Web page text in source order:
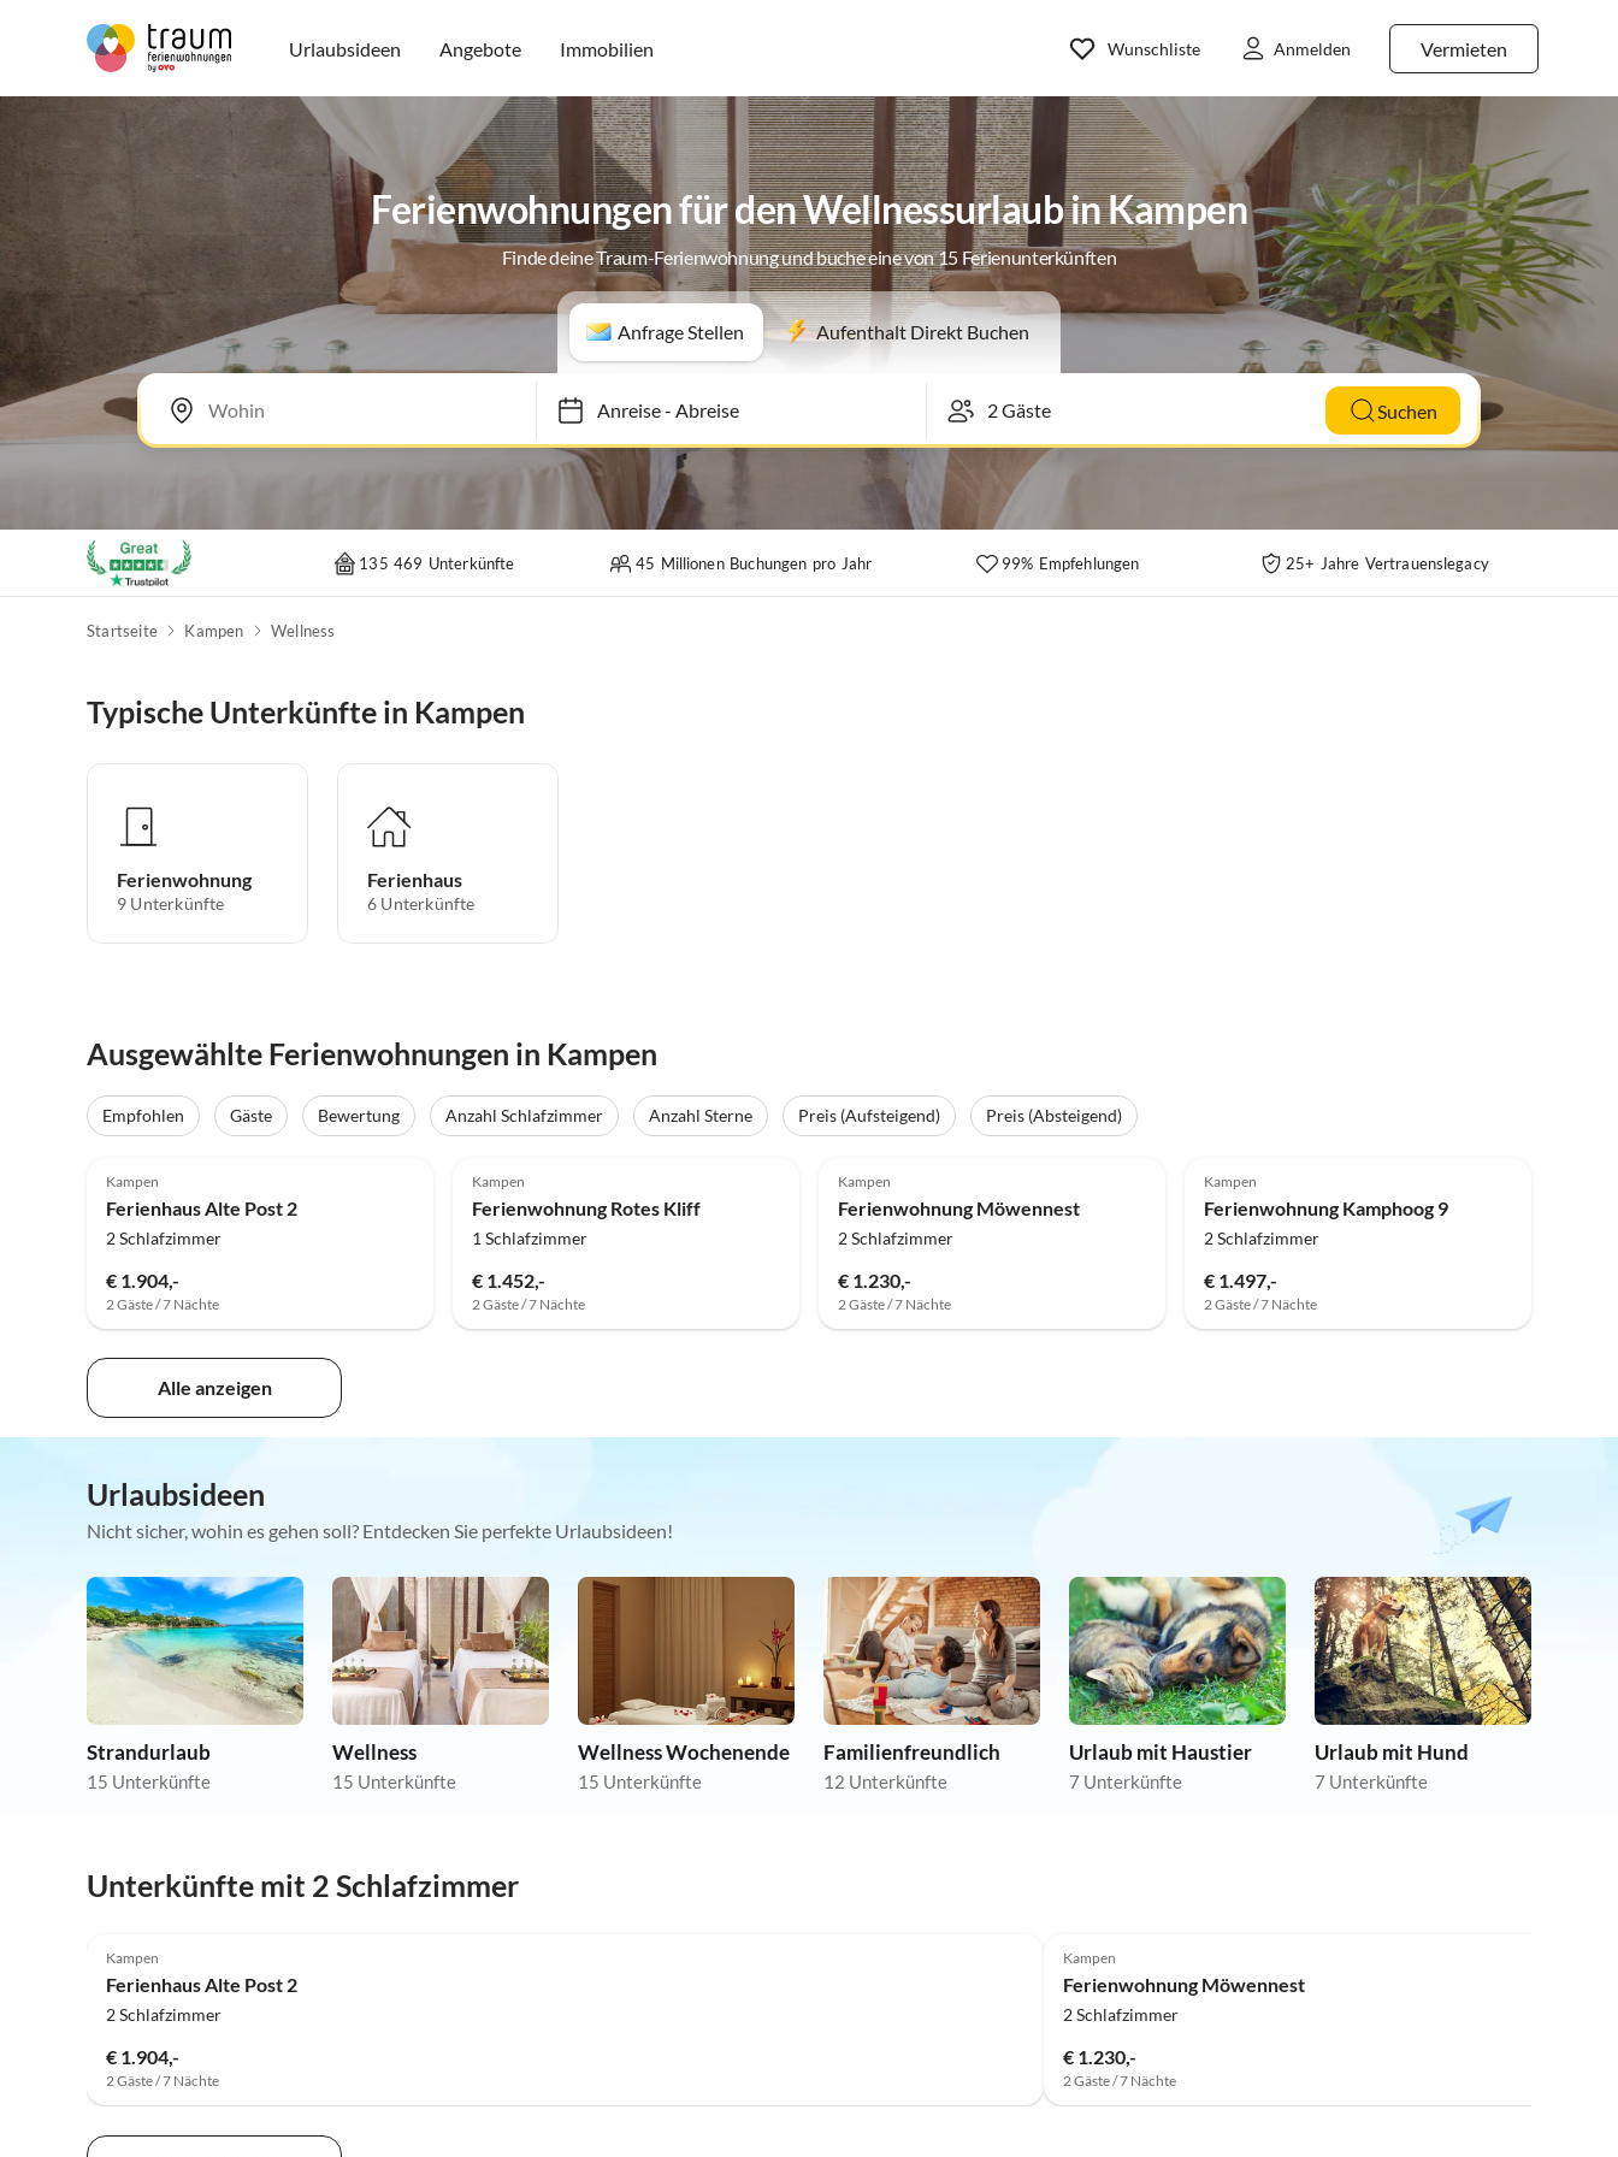
Urlaubsideen Angebote Immobilien Vermieten
Wunschliste Anmelden
Ferienwohnungen für den Wellnessurlaub in Kampen
Finde deine Traum-Ferienwohnung und buche eine von 15 Ferienunterkünften
Anfrage Stellen Aufenthalt Direkt Buchen
Anreise-Abreise Suchen
135 469 Unterkünfte 45 Millionen Buchungen pro Jahr 99% Empfehlungen 25+ Jahre Vertrauenslegacy
Startseite Kampen Wellness
Typische Unterkünfte in Kampen
Ferienwohnung
9 Unterkünfte
Ferienhaus
6 Unterkünfte
Ausgewählte Ferienwohnungen in Kampen
Empfohlen Gäste Bewertung Anzahl Schlafzimmer Anzahl Sterne Preis (Aufsteigend) Preis (Absteigend)
Kampen
Ferienhaus Alte Post 2
2 Schlafzimmer
€ 1.904,-
2 Gäste / 7 Nächte
Kampen
Ferienwohnung Rotes Kliff
1 Schlafzimmer
€ 1.452,-
2 Gäste / 7 Nächte
Kampen
Ferienwohnung Möwennest
2 Schlafzimmer
€ 1.230,-
2 Gäste / 7 Nächte
Kampen
Ferienwohnung Kamphoog 9
2 Schlafzimmer
€ 1.497,-
2 Gäste / 7 Nächte
Alle anzeigen
Urlaubsideen
Nicht sicher, wohin es gehen soll? Entdecken Sie perfekte Urlaubsideen!
Strandurlaub
15 Unterkünfte
Wellness
15 Unterkünfte
Wellness Wochenende
15 Unterkünfte
Familienfreundlich
12 Unterkünfte
Urlaub mit Haustier
7 Unterkünfte
Urlaub mit Hund
7 Unterkünfte
Unterkünfte mit 2 Schlafzimmer
Kampen
Ferienhaus Alte Post 2
2 Schlafzimmer
€ 1.904,-
2 Gäste / 7 Nächte
Kampen
Ferienwohnung Möwennest
2 Schlafzimmer
€ 1.230,-
2 Gäste / 7 Nächte